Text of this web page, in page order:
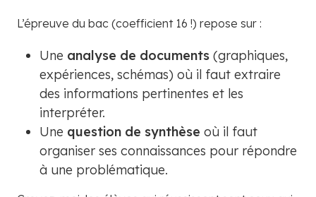
L’épreuve du bac (coefficient 16 !) repose sur :
Une analyse de documents (graphiques,
expériences, schémas) où il faut extraire
des informations pertinentes et les
interpréter.
Une question de synthèse où il faut
organiser ses connaissances pour répondre
à une problématique.